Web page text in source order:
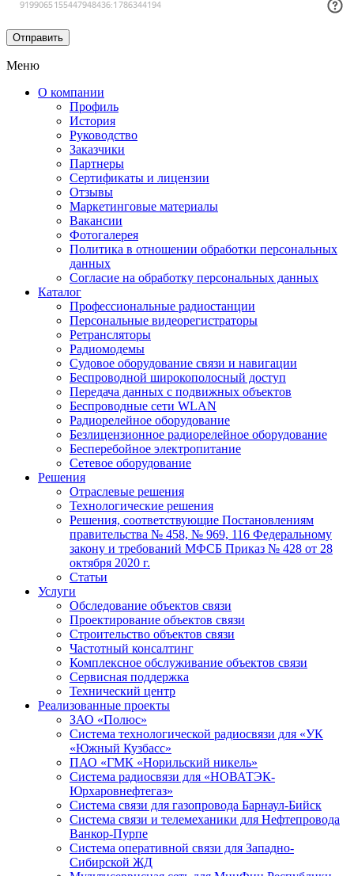
Меню
О компании
Профиль
История
Руководство
Заказчики
Партнеры
Сертификаты и лицензии
Отзывы
Маркетинговые материалы
Вакансии
Фотогалерея
Политика в отношении обработки персональных
данных
Согласие на обработку персональных данных
Каталог
Профессиональные радиостанции
Персональные видеорегистраторы
Ретрансляторы
Радиомодемы
Судовое оборудование связи и навигации
Беспроводной широкополосный доступ
Передача данных с подвижных объектов
Беспроводные сети WLAN
Радиорелейное оборудование
Безлицензионное радиорелейное оборудование
Бесперебойное электропитание
Сетевое оборудование
Решения
Отраслевые решения
Технологические решения
Решения, соответствующие Постановлениям
правительства № 458, № 969, 116 Федеральному
закону и требований МФСБ Приказ № 428 от 28
октября 2020 г.
Статьи
Услуги
Обследование объектов связи
Проектирование объектов связи
Строительство объектов связи
Частотный консалтинг
Комплексное обслуживание объектов связи
Сервисная поддержка
Технический центр
Реализованные проекты
ЗАО «Полюс»
Система технологической радиосвязи для «УК
«Южный Кузбасс»
ПАО «ГМК «Норильский никель»
Система радиосвязи для «НОВАТЭК-
Юрхаровнефтегаз»
Система связи для газопровода Барнаул-Бийск
Система связи и телемеханики для Нефтепровода
Ванкор-Пурпе
Система оперативной связи для Западно-
Сибирской ЖД